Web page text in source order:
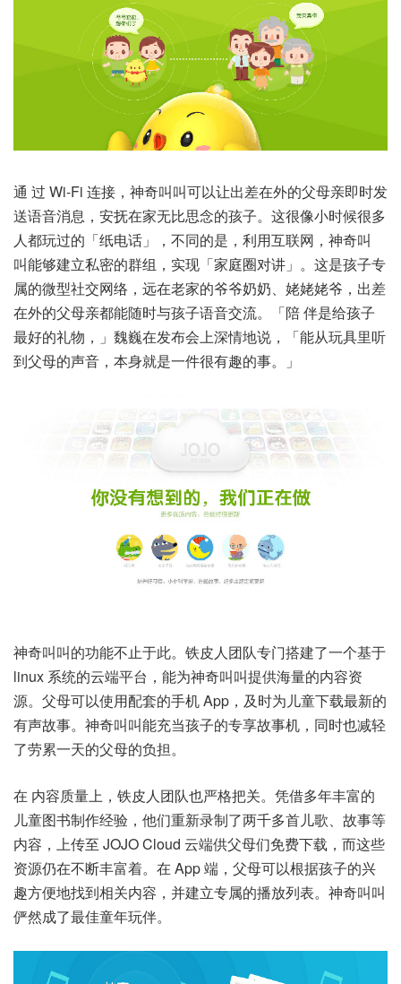
通 过 Wi-Fi 连接，神奇叫叫可以让出差在外的父母亲即时发
送语音消息，安抚在家无比思念的孩子。这很像小时候很多
人都玩过的「纸电话」，不同的是，利用互联网，神奇叫
叫能够建立私密的群组，实现「家庭圈对讲」。这是孩子专
属的微型社交网络，远在老家的爷爷奶奶、姥姥姥爷，出差
在外的父母亲都能随时与孩子语音交流。「陪 伴是给孩子
最好的礼物，」魏巍在发布会上深情地说，「能从玩具里听
到父母的声音，本身就是一件很有趣的事。」
神奇叫叫的功能不止于此。铁皮人团队专门搭建了一个基于
linux 系统的云端平台，能为神奇叫叫提供海量的内容资
源。父母可以使用配套的手机 App，及时为儿童下载最新的
有声故事。神奇叫叫能充当孩子的专享故事机，同时也减轻
了劳累一天的父母的负担。
在 内容质量上，铁皮人团队也严格把关。凭借多年丰富的
儿童图书制作经验，他们重新录制了两千多首儿歌、故事等
内容，上传至 JOJO Cloud 云端供父母们免费下载，而这些
资源仍在不断丰富着。在 App 端，父母可以根据孩子的兴
趣方便地找到相关内容，并建立专属的播放列表。神奇叫叫
俨然成了最佳童年玩伴。